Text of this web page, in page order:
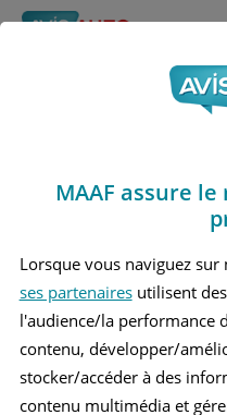
Obtenir un
Avis
Marques>Mercedes benz
MAAF assure
Lorsque vous naviguez sur
ses partenairesutilisent
l'audience/la performance
contenu, développer/
stocker/accéder à des
contenu multimédia et